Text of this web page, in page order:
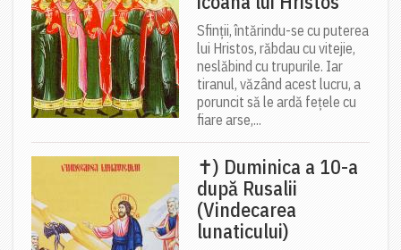
Sfinții, întărindu-se cu puterea
lui Hristos, răbdau cu vitejie,
neslăbind cu trupurile. Iar
tiranul, văzând acest lucru, a
poruncit să le ardă fețele cu
fiare arse,...
✝) Duminica a 10-a
după Rusalii
(Vindecarea
lunaticului)